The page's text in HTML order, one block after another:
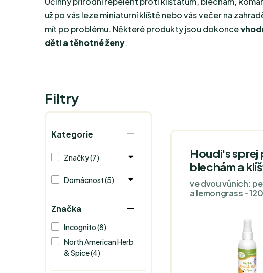
už po vás leze miniaturní klíště nebo vás večer na
mít po problému. Některé produkty jsou dokonce
děti a těhotné ženy.
Filtry
Kategorie
Značky (7)
Domácnost (5)
Značka
Incognito (8)
North American Herb
& Spice (4)
Houdi's sprej
blechám a
ve dvou vůních:
a lemongrass -